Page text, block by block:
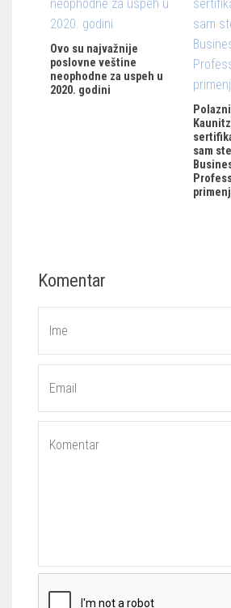
Ovo su najvažnije
poslovne veštine
neophodne za uspeh u
2020. godini
sam
Komentar